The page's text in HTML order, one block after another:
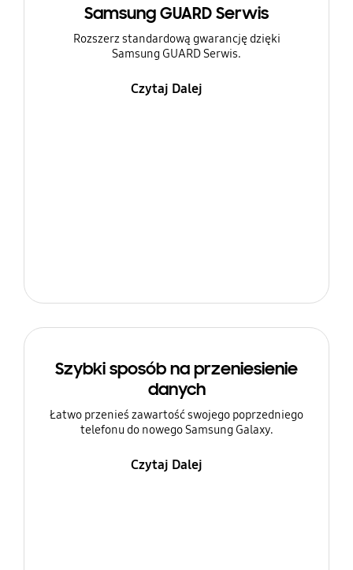
Samsung GUARD Serwis
Rozszerz standardową gwarancję dzięki
Samsung GUARD Serwis.
Czytaj Dalej
Szybki sposób na przeniesienie
danych
Łatwo przenieś zawartość swojego poprzedniego
telefonu do nowego Samsung Galaxy.
Czytaj Dalej